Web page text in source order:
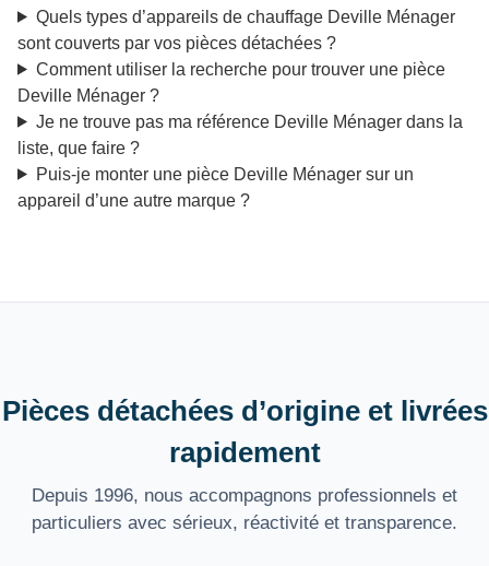
Quels types d’appareils de chauffage Deville Ménager
sont couverts par vos pièces détachées ?
Comment utiliser la recherche pour trouver une pièce
Deville Ménager ?
Je ne trouve pas ma référence Deville Ménager dans la
liste, que faire ?
Puis-je monter une pièce Deville Ménager sur un
appareil d’une autre marque ?
Pièces détachées d’origine et livrées
rapidement
Depuis 1996, nous accompagnons professionnels et
particuliers avec sérieux, réactivité et transparence.